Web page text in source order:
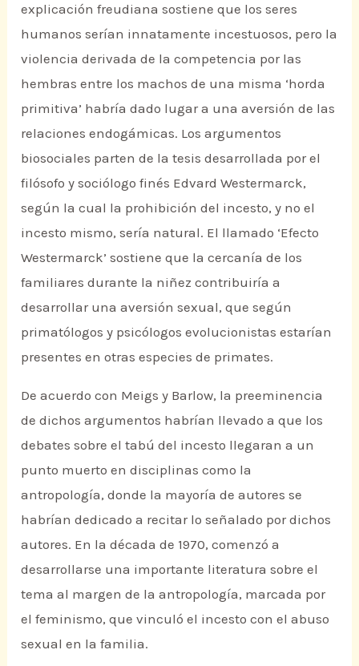
explicación freudiana sostiene que los seres
humanos serían innatamente incestuosos, pero la
violencia derivada de la competencia por las
hembras entre los machos de una misma ‘horda
primitiva’ habría dado lugar a una aversión de las
relaciones endogámicas. Los argumentos
biosociales parten de la tesis desarrollada por el
filósofo y sociólogo finés Edvard Westermarck,
según la cual la prohibición del incesto, y no el
incesto mismo, sería natural. El llamado ‘Efecto
Westermarck’ sostiene que la cercanía de los
familiares durante la niñez contribuiría a
desarrollar una aversión sexual, que según
primatólogos y psicólogos evolucionistas estarían
presentes en otras especies de primates.
De acuerdo con Meigs y Barlow, la preeminencia
de dichos argumentos habrían llevado a que los
debates sobre el tabú del incesto llegaran a un
punto muerto en disciplinas como la
antropología, donde la mayoría de autores se
habrían dedicado a recitar lo señalado por dichos
autores. En la década de 1970, comenzó a
desarrollarse una importante literatura sobre el
tema al margen de la antropología, marcada por
el feminismo, que vinculó el incesto con el abuso
sexual en la familia.